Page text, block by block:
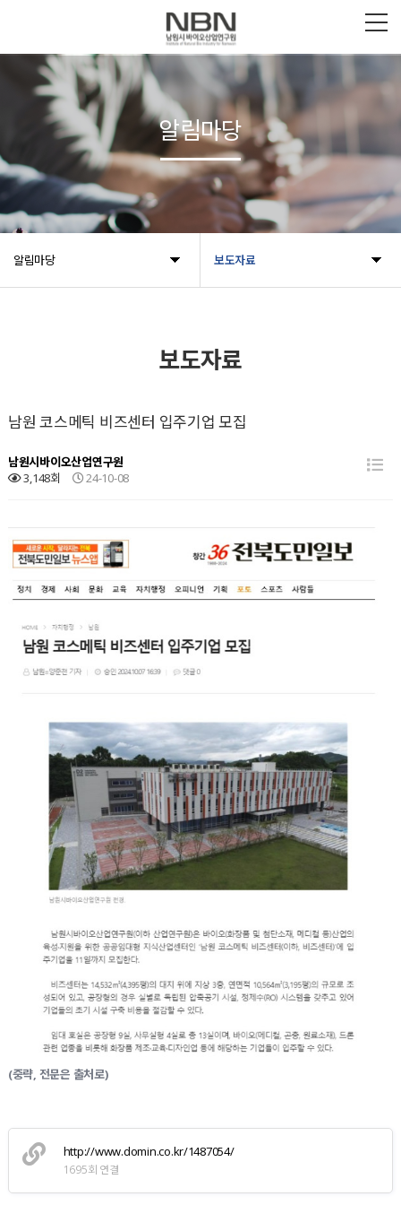
알림마당 보도자료
알림마당
보도자료
남원 코스메틱 비즈센터 입주기업 모집
남원시바이오산업연구원
3,148회
24-10-08
(중략, 전문은 출처로)
http://www.domin.co.kr/1487054/
1695회 연결